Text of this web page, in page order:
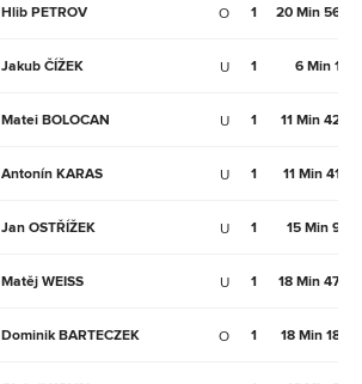
Hlib PETROV O 1 20 Min
Jakub ČÍŽEK U 1 6 Min
Matei BOLOCAN U 1 11 Min
Antonín KARAS U 1 11 Min
Jan OSTŘÍŽEK U 1 15 Min
Matěj WEISS U 1 18 Min
Dominik BARTECZEK O 1 18 Min